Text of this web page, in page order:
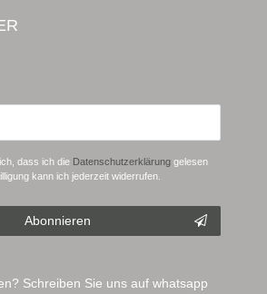
dass ich die Daten­schutz­erklärunggelesen
kann ich jederzeit widerrufen.
Abonnieren
Schreiben Sie uns auf whatsapp